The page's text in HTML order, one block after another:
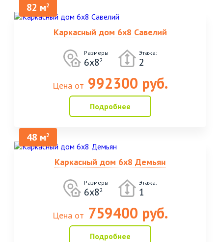
82 м2
Каркасный дом 6х8 Савелий
Размеры
6х82
Этажа:
2
Цена от 992300 руб.
Подробнее
48 м2
Каркасный дом 6х8 Демьян
Размеры
6х82
Этажа:
1
Цена от 759400 руб.
Подробнее